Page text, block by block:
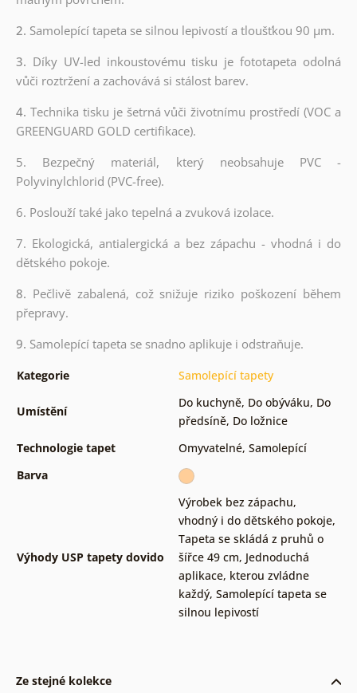
2. Samolepící tapeta se silnou lepivostí a tloušťkou 90 µm.
3. Díky UV-led inkoustovému tisku je fototapeta odolná
vůči roztržení a zachovává si stálost barev.
4. Technika tisku je šetrná vůči životnímu prostředí (VOC a
GREENGUARD GOLD certifikace).
5. Bezpečný materiál, který neobsahuje PVC -
Polyvinylchlorid (PVC-free).
6. Poslouží také jako tepelná a zvuková izolace.
7. Ekologická, antialergická a bez zápachu - vhodná i do
dětského pokoje.
8. Pečlivě zabalená, což snižuje riziko poškození během
přepravy.
9. Samolepící tapeta se snadno aplikuje i odstraňuje.
Kategorie Samolepící tapety
Umístění
Do kuchyně, Do obýváku, Do
předsíně, Do ložnice
Technologie tapet
Omyvatelné, Samolepící
Barva
Výhody USP tapety dovido
Výrobek bez zápachu,
vhodný i do dětského pokoje,
Tapeta se skládá z pruhů o
šířce 49 cm, Jednoduchá
aplikace, kterou zvládne
každý, Samolepící tapeta se
silnou lepivostí
Ze stejné kolekce